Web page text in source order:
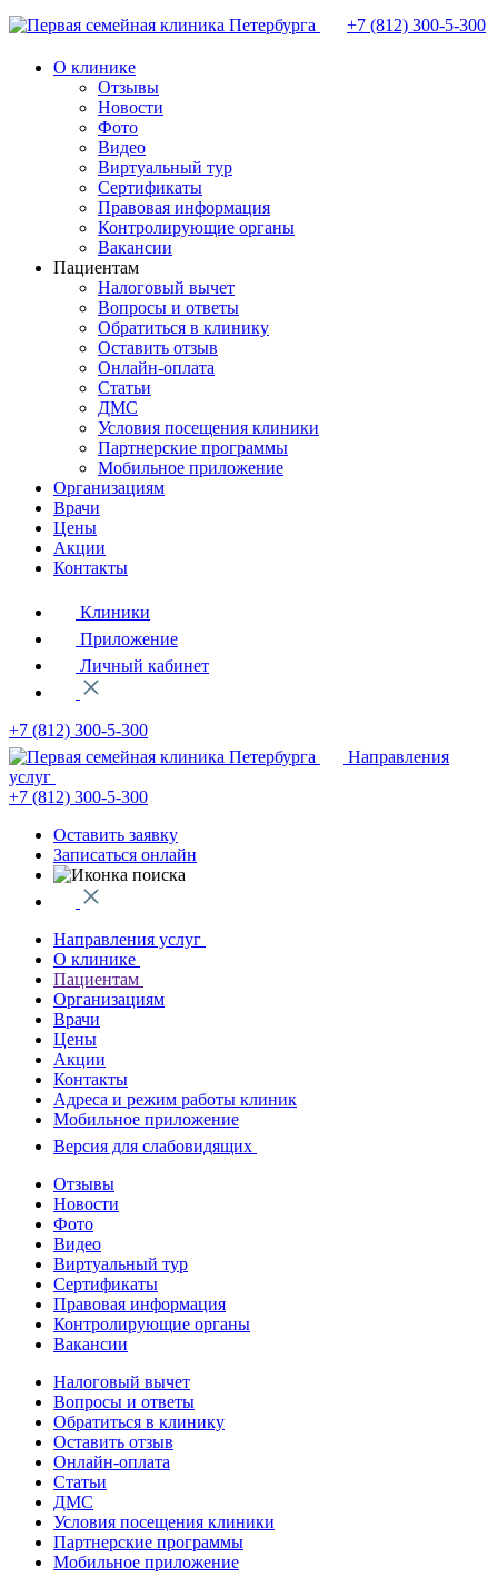
+7 (812) 300-5-300
О клинике
Отзывы
Новости
Фото
Видео
Виртуальный тур
Сертификаты
Правовая информация
Контролирующие органы
Вакансии
Пациентам
Налоговый вычет
Вопросы и ответы
Обратиться в клинику
Оставить отзыв
Онлайн-оплата
Статьи
ДМС
Условия посещения клиники
Партнерские программы
Мобильное приложение
Организациям
Врачи
Цены
Акции
Контакты
Клиники
Приложение
Личный кабинет
+7 (812) 300-5-300
Направления
услуг
+7 (812) 300-5-300
Оставить заявку
Записаться онлайн
Направления услуг
О клинике
Пациентам
Организациям
Врачи
Цены
Акции
Контакты
Адреса и режим работы клиник
Мобильное приложение
Версия для слабовидящих
Отзывы
Новости
Фото
Видео
Виртуальный тур
Сертификаты
Правовая информация
Контролирующие органы
Вакансии
Налоговый вычет
Вопросы и ответы
Обратиться в клинику
Оставить отзыв
Онлайн-оплата
Статьи
ДМС
Условия посещения клиники
Партнерские программы
Мобильное приложение